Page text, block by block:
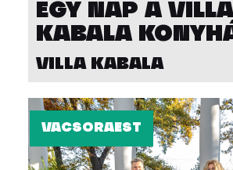
EGY NAP A VILLA
KABALA
VILLA KABALA
VACSORAEST